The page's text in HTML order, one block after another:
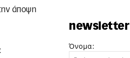
άποψη
newsletter
Όνομα: